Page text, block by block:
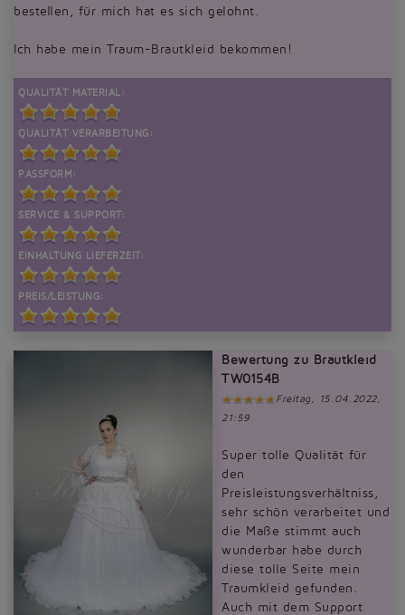
bestellen, für mich hat es sich gelohnt.
Ich habe mein Traum-Brautkleid bekommen!
QUALITÄT MATERIAL:
QUALITÄT VERARBEITUNG:
PASSFORM:
SERVICE & SUPPORT:
EINHALTUNG LIEFERZEIT:
PREIS/LEISTUNG:
Bewertung zu Brautkleid
TW0154B
Freitag, 15.04.2022,
21:59
Super tolle Qualität für
den
Preisleistungsverhältniss,
sehr schön verarbeitet und
die Maße stimmt auch
wunderbar habe durch
diese tolle Seite mein
Traumkleid gefunden.
Auch mit dem Support